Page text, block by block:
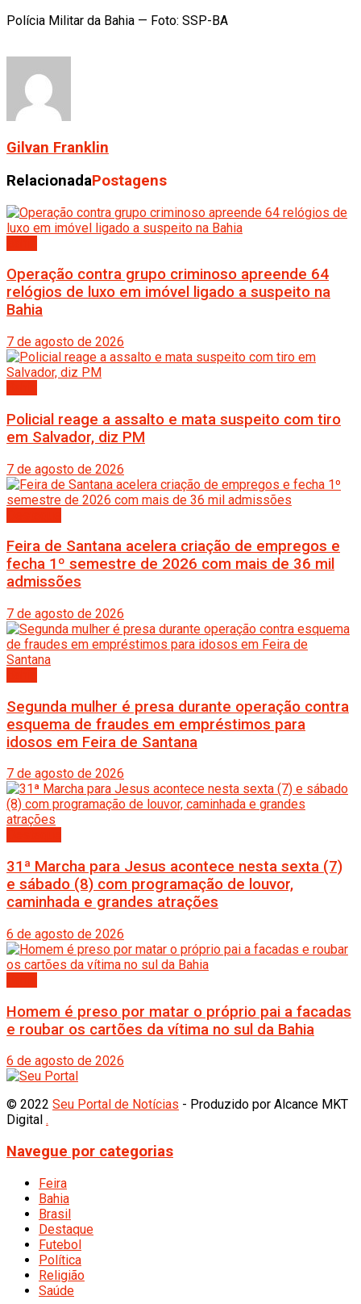
Polícia Militar da Bahia — Foto: SSP-BA
Gilvan Franklin
RelacionadaPostagens
Operação contra grupo criminoso apreende 64
relógios de luxo em imóvel ligado a suspeito na
Bahia
7 de agosto de 2026
Policial reage a assalto e mata suspeito com tiro
em Salvador, diz PM
7 de agosto de 2026
Feira de Santana acelera criação de empregos e
fecha 1º semestre de 2026 com mais de 36 mil
admissões
7 de agosto de 2026
Segunda mulher é presa durante operação contra
esquema de fraudes em empréstimos para
idosos em Feira de Santana
7 de agosto de 2026
31ª Marcha para Jesus acontece nesta sexta (7)
e sábado (8) com programação de louvor,
caminhada e grandes atrações
6 de agosto de 2026
Homem é preso por matar o próprio pai a facadas
e roubar os cartões da vítima no sul da Bahia
6 de agosto de 2026
© 2022 Seu Portal de Notícias - Produzido por Alcance MKT
Digital .
Navegue por categorias
Feira
Bahia
Brasil
Destaque
Futebol
Política
Religião
Saúde